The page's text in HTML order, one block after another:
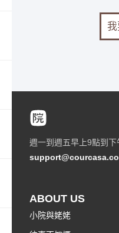
我
週一到週五早上9點到下
ABOUT US
小院與姥姥